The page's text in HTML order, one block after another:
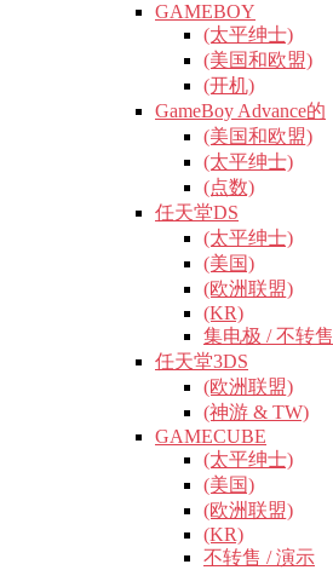
GAMEBOY
(太平绅士)
(美国和欧盟)
(开机)
GameBoy Advance的
(美国和欧盟)
(太平绅士)
(点数)
任天堂DS
(太平绅士)
(美国)
(欧洲联盟)
(KR)
集电极 / 不转售
任天堂3DS
(欧洲联盟)
(神游 & TW)
GAMECUBE
(太平绅士)
(美国)
(欧洲联盟)
(KR)
不转售 / 演示